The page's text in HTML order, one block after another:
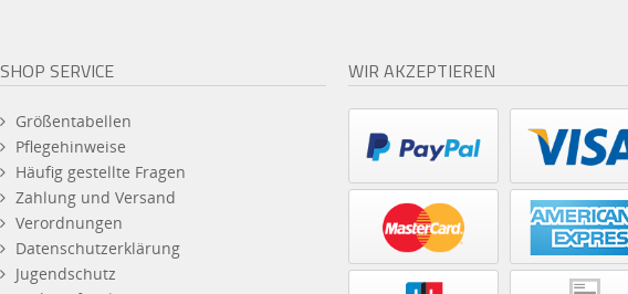
SHOP SERVICE
Größentabellen
Pflegehinweise
Häufig gestellte Fragen
Zahlung und Versand
Verordnungen
Datenschutzerklärung
Jugendschutz
WIR AKZEPTIEREN